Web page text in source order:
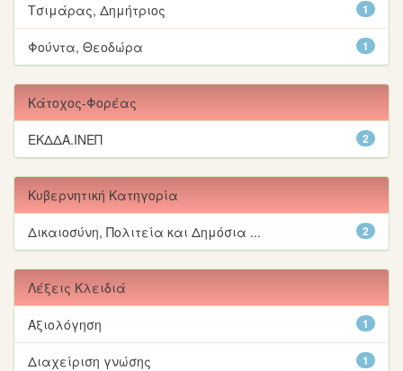
1
Τσιμάρας, Δημήτριος
1
Φούντα, Θεοδώρα
Κάτοχος-Φορέας
2
ΕΚΔΔΑ.ΙΝΕΠ
Κυβερνητική Κατηγορία
2
Δικαιοσύνη, Πολιτεία και Δημόσια ...
Λέξεις Κλειδιά
1
Αξιολόγηση
1
Διαχείριση γνώσης